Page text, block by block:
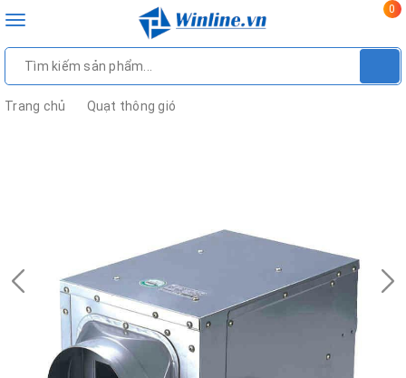
Toggle
0
Trang chủ Quạt thông gió